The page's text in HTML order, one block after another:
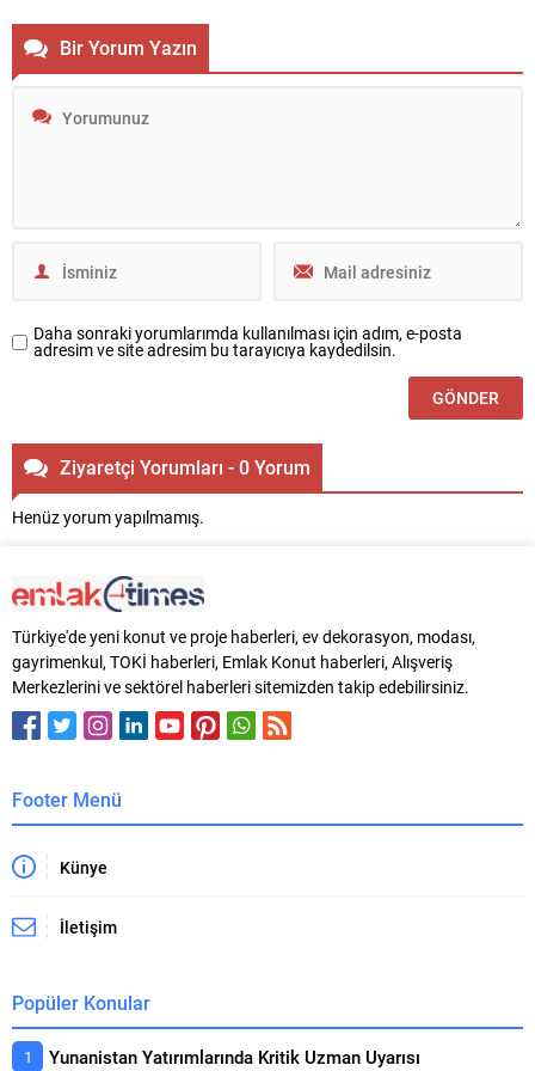
Korupark, taahhüt süresinden
beş ay önce tamamlandı.
Benzersiz mimarisiyle dikkat
çeken ve 114 daire ile 9 villadan
oluşan Siltaş Korupark’tan ev
Bir Yorum Yazın
Daha sonraki yorumlarımda kullanılması için adım, e-posta
adresim ve site adresim bu tarayıcıya kaydedilsin.
Ziyaretçi Yorumları - 0 Yorum
Henüz yorum yapılmamış.
Türkiye'de yeni konut ve proje haberleri, ev dekorasyon, modası,
gayrimenkul, TOKİ haberleri, Emlak Konut haberleri, Alışveriş
Merkezlerini ve sektörel haberleri sitemizden takip edebilirsiniz.
Footer Menü
Künye
İletişim
Popüler Konular
Yunanistan Yatırımlarında Kritik Uzman Uyarısı